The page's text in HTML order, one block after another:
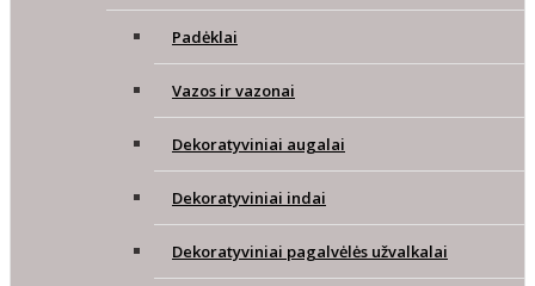
Padėklai
Vazos ir vazonai
Dekoratyviniai augalai
Dekoratyviniai indai
Dekoratyviniai pagalvėlės užvalkalai